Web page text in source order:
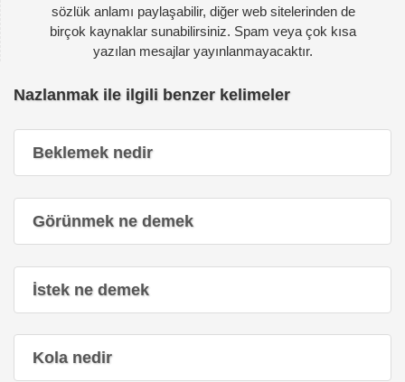
sözlük anlamı paylaşabilir, diğer web sitelerinden de
birçok kaynaklar sunabilirsiniz. Spam veya çok kısa
yazılan mesajlar yayınlanmayacaktır.
Nazlanmak ile ilgili benzer kelimeler
Beklemek nedir
Görünmek ne demek
İstek ne demek
Kola nedir